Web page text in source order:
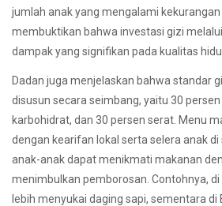
jumlah anak yang mengalami
membuktikan bahwa investasi gizi
dampak yang signifikan pada kualitas
Dadan juga menjelaskan bahwa standar
disusun secara seimbang, yaitu 30
karbohidrat, dan 30 persen serat. Menu
dengan kearifan lokal serta selera anak
anak-anak dapat menikmati makanan
menimbulkan pemborosan. Contohnya,
lebih menyukai daging sapi, sementara